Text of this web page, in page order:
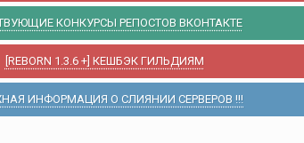
КОНКУРСЫ РЕПОСТОВ ВКОНТАКТЕ
[REBORN 1.3.6 +] КЕШБЭК ГИЛЬДИЯМ
ИНФОРМАЦИЯ О СЛИЯНИИ СЕРВЕРОВ !!!